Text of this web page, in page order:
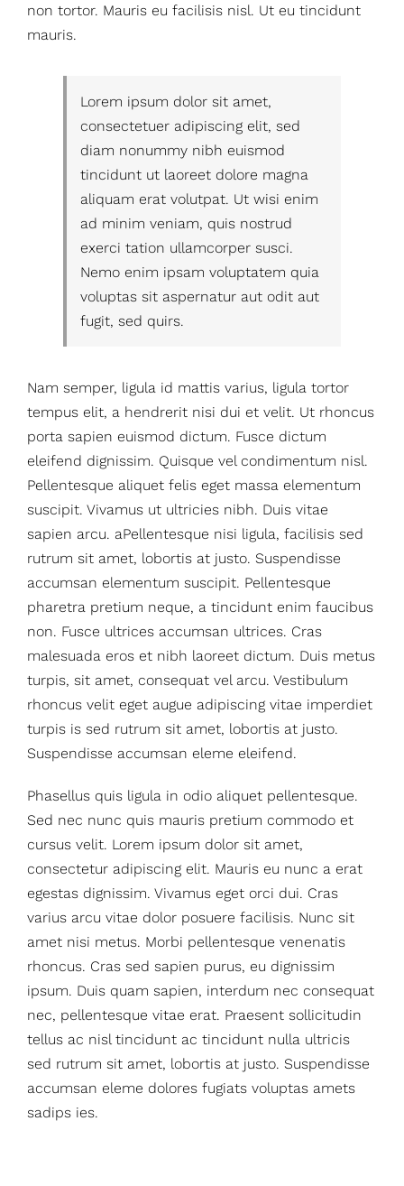
non tortor. Mauris eu facilisis nisl. Ut eu tincidunt
mauris.
Lorem ipsum dolor sit amet,
consectetuer adipiscing elit, sed
diam nonummy nibh euismod
tincidunt ut laoreet dolore magna
aliquam erat volutpat. Ut wisi enim
ad minim veniam, quis nostrud
exerci tation ullamcorper susci.
Nemo enim ipsam voluptatem quia
voluptas sit aspernatur aut odit aut
fugit, sed quirs.
Nam semper, ligula id mattis varius, ligula tortor
tempus elit, a hendrerit nisi dui et velit. Ut rhoncus
porta sapien euismod dictum. Fusce dictum
eleifend dignissim. Quisque vel condimentum nisl.
Pellentesque aliquet felis eget massa elementum
suscipit. Vivamus ut ultricies nibh. Duis vitae
sapien arcu. aPellentesque nisi ligula, facilisis sed
rutrum sit amet, lobortis at justo. Suspendisse
accumsan elementum suscipit. Pellentesque
pharetra pretium neque, a tincidunt enim faucibus
non. Fusce ultrices accumsan ultrices. Cras
malesuada eros et nibh laoreet dictum. Duis metus
turpis, sit amet, consequat vel arcu. Vestibulum
rhoncus velit eget augue adipiscing vitae imperdiet
turpis is sed rutrum sit amet, lobortis at justo.
Suspendisse accumsan eleme eleifend.
Phasellus quis ligula in odio aliquet pellentesque.
Sed nec nunc quis mauris pretium commodo et
cursus velit. Lorem ipsum dolor sit amet,
consectetur adipiscing elit. Mauris eu nunc a erat
egestas dignissim. Vivamus eget orci dui. Cras
varius arcu vitae dolor posuere facilisis. Nunc sit
amet nisi metus. Morbi pellentesque venenatis
rhoncus. Cras sed sapien purus, eu dignissim
ipsum. Duis quam sapien, interdum nec consequat
nec, pellentesque vitae erat. Praesent sollicitudin
tellus ac nisl tincidunt ac tincidunt nulla ultricis
sed rutrum sit amet, lobortis at justo. Suspendisse
accumsan eleme dolores fugiats voluptas amets
sadips ies.